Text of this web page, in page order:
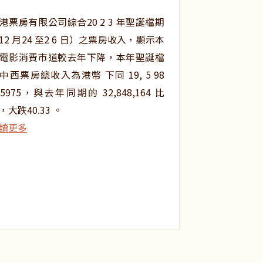
票房有限公司綜合20 2 3 年聖誕檔期
月24 至2 6 日）之票房收入，顯示本
影消費市道較去年下降，本年聖誕檔
西票房總收入為港幣 下同 19, 5 98
，與去年同期的 32,848,164 比
大跌40.33 。
更多